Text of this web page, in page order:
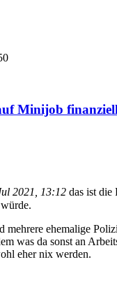
Minijob finanziell
2021, 13:12 das ist die
mehrere ehemalige
was da sonst an
eher nix werden.